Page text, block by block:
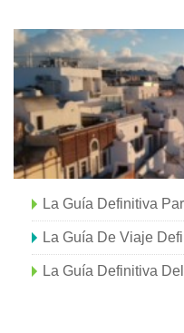
La Guía Definitiva
La Guía Definitiva